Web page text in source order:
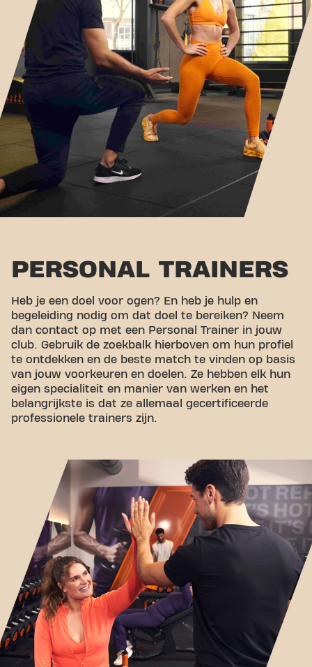
PERSONAL TRAINERS
Heb je een doel voor ogen? En heb je hulp en
begeleiding nodig om dat doel te bereiken? Neem
dan contact op met een Personal Trainer in jouw
club. Gebruik de zoekbalk hierboven om hun profiel
te ontdekken en de beste match te vinden op basis
van jouw voorkeuren en doelen. Ze hebben elk hun
eigen specialiteit en manier van werken en het
belangrijkste is dat ze allemaal gecertificeerde
professionele trainers zijn.